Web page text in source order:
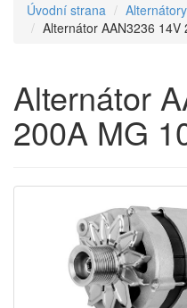
Úvodní strana
Alternátory
Alternátor AAN3236 14V
Alternátor
200A MG